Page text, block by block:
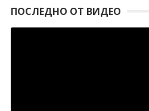
ПОСЛЕДНО ОТ ВИДЕО